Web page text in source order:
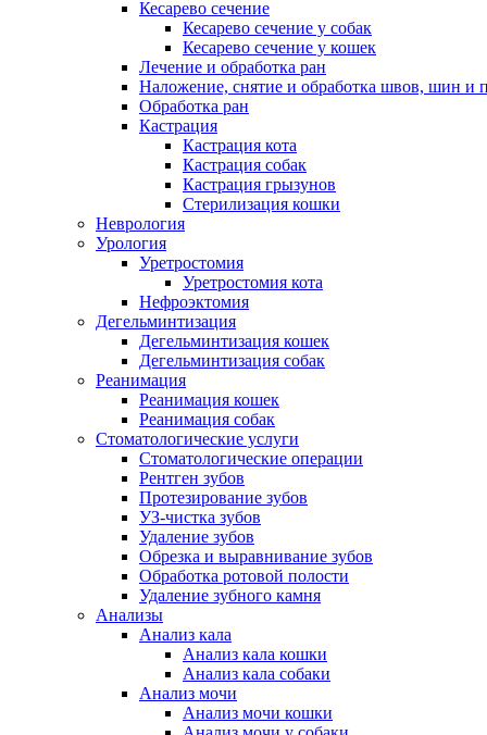
Кесарево сечение
Кесарево сечение у собак
Кесарево сечение у кошек
Лечение и обработка ран
Наложение, снятие и обработка швов, шин и
Обработка ран
Кастрация
Кастрация кота
Кастрация собак
Кастрация грызунов
Стерилизация кошки
Неврология
Урология
Уретростомия
Уретростомия кота
Нефроэктомия
Дегельминтизация
Дегельминтизация кошек
Дегельминтизация собак
Реанимация
Реанимация кошек
Реанимация собак
Стоматологические услуги
Стоматологические операции
Рентген зубов
Протезирование зубов
УЗ-чистка зубов
Удаление зубов
Обрезка и выравнивание зубов
Обработка ротовой полости
Удаление зубного камня
Анализы
Анализ кала
Анализ кала кошки
Анализ кала собаки
Анализ мочи
Анализ мочи кошки